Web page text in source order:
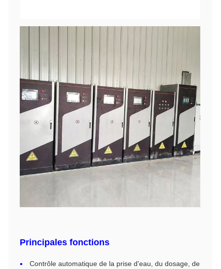
Principales fonctions
Contrôle automatique de la prise d'eau, du dosage, de